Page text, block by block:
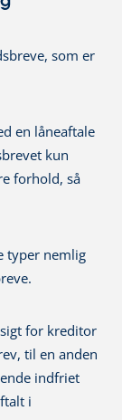
som er
en låneaftale
kun
forhold, så
typer nemlig
for kreditor
til en anden
indfriet
i